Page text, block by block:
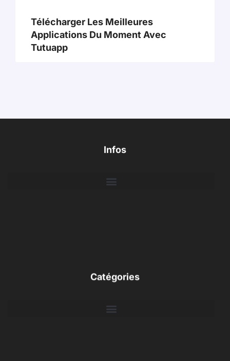
Télécharger Les Meilleures
Applications Du Moment Avec
Tutuapp
Infos
Catégories